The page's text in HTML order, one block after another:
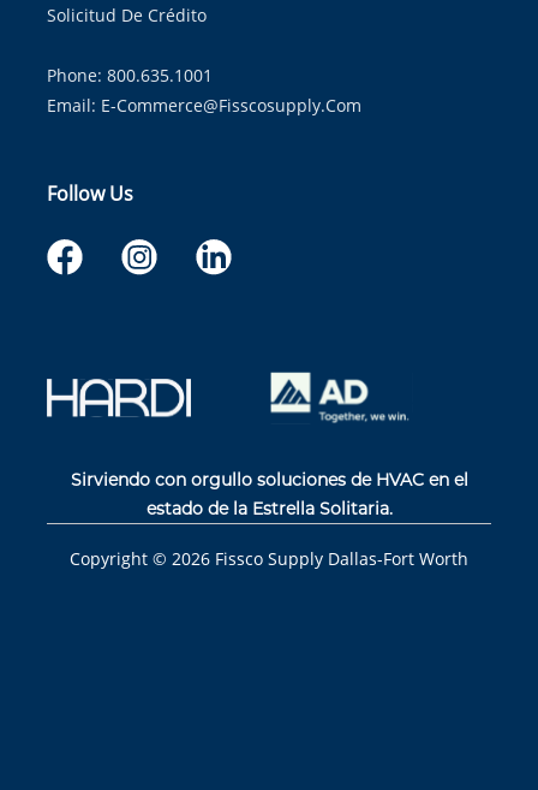
Solicitud De Crédito
Phone: 800.635.1001
Email: E-Commerce@fisscosupply.com
Follow Us
Sirviendo con orgullo soluciones de HVAC en el
estado de la Estrella Solitaria.
Copyright © 2026 Fissco Supply Dallas-Fort Worth